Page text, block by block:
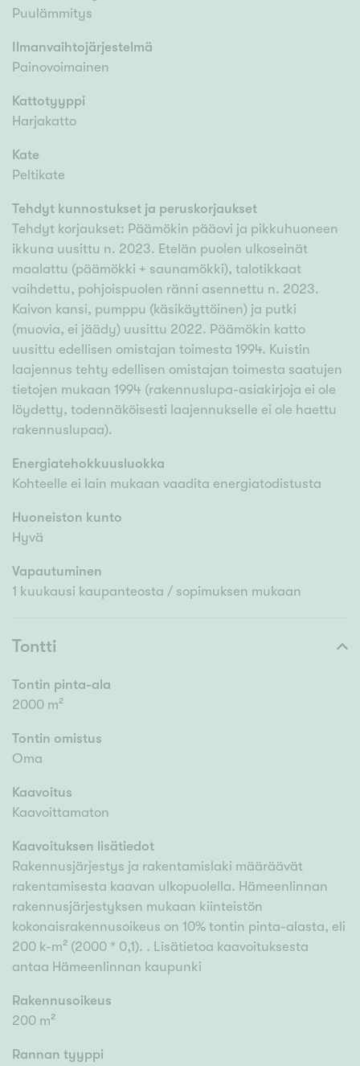
Puulämmitys
Ilmanvaihtojärjestelmä
Painovoimainen
Kattotyyppi
Harjakatto
Kate
Peltikate
Tehdyt kunnostukset ja peruskorjaukset
Tehdyt korjaukset: Päämökin pääovi ja pikkuhuoneen
ikkuna uusittu n. 2023. Etelän puolen ulkoseinät
maalattu (päämökki + saunamökki), talotikkaat
vaihdettu, pohjoispuolen ränni asennettu n. 2023.
Kaivon kansi, pumppu (käsikäyttöinen) ja putki
(muovia, ei jäädy) uusittu 2022. Päämökin katto
uusittu edellisen omistajan toimesta 1994. Kuistin
laajennus tehty edellisen omistajan toimesta saatujen
tietojen mukaan 1994 (rakennuslupa-asiakirjoja ei ole
löydetty, todennäköisesti laajennukselle ei ole haettu
rakennuslupaa).
Energiatehokkuusluokka
Kohteelle ei lain mukaan vaadita energiatodistusta
Huoneiston kunto
Hyvä
Vapautuminen
1 kuukausi kaupanteosta / sopimuksen mukaan
Tontti
Tontin pinta-ala
2000 m²
Tontin omistus
Oma
Kaavoitus
Kaavoittamaton
Kaavoituksen lisätiedot
Rakennusjärjestys ja rakentamislaki määräävät
rakentamisesta kaavan ulkopuolella. Hämeenlinnan
rakennusjärjestyksen mukaan kiinteistön
kokonaisrakennusoikeus on 10% tontin pinta-alasta, eli
200 k-m² (2000 * 0,1). . Lisätietoa kaavoituksesta
antaa Hämeenlinnan kaupunki
Rakennusoikeus
200 m²
Rannan tyyppi